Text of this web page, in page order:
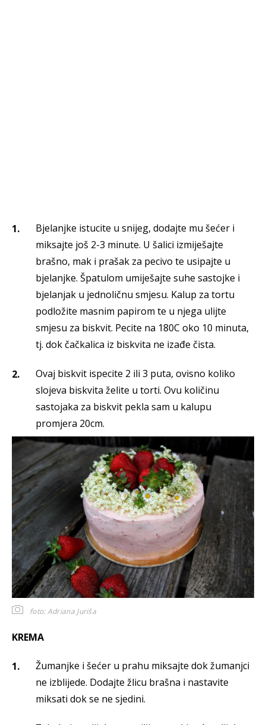
Bjelanjke istucite u snijeg, dodajte mu šećer i
miksajte još 2-3 minute. U šalici izmiješajte
brašno, mak i prašak za pecivo te usipajte u
bjelanjke. Špatulom umiješajte suhe sastojke i
bjelanjak u jednoličnu smjesu. Kalup za tortu
podložite masnim papirom te u njega ulijte
smjesu za biskvit. Pecite na 180C oko 10 minuta,
tj. dok čačkalica iz biskvita ne izađe čista.
Ovaj biskvit ispecite 2 ili 3 puta, ovisno koliko
slojeva biskvita želite u torti. Ovu količinu
sastojaka za biskvit pekla sam u kalupu
promjera 20cm.
foto: Adriana Juriša
KREMA
Žumanjke i šećer u prahu miksajte dok žumanjci
ne izblijede. Dodajte žlicu brašna i nastavite
miksati dok se ne sjedini.